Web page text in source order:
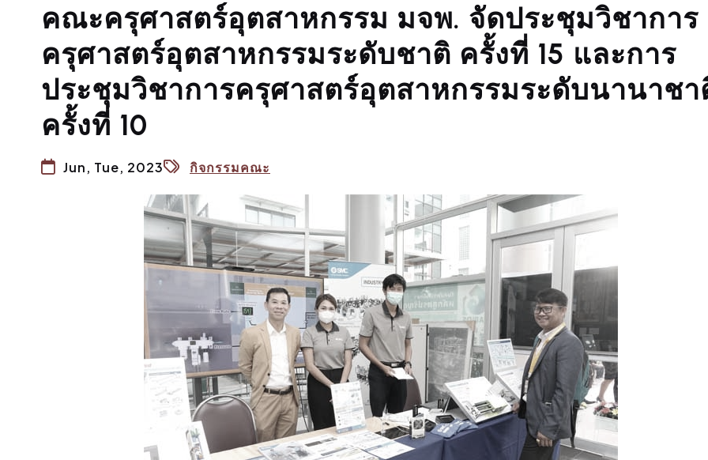
คณะครุศาสตร์อุตสาหกรรม มจพ. จัดประชุมวิชาการ
ครุศาสตร์อุตสาหกรรมระดับชาติ ครั้งที่ 15 และการ
ประชุมวิชาการครุศาสตร์อุตสาหกรรมระดับนานาชา
ครั้งที่ 10
Jun, Tue, 2023 กิจกรรมคณะ